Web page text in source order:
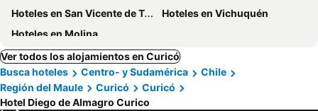
Hoteles en San Vicente de Tagua
Hoteles en Vichuquén
Hoteles en Molina
Ver todos los alojamientos en Curicó
Busca hoteles
Centro- y Sudamérica
Chile
Región del Maule
Curicó
Curicó
Hotel Diego de Almagro Curico